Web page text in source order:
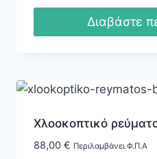
επιλεγούν
προϊόντος
Διαβάστε
Χλοοκοπτικό
88,00 € Περιλαμβάνει Φ.Π.Α